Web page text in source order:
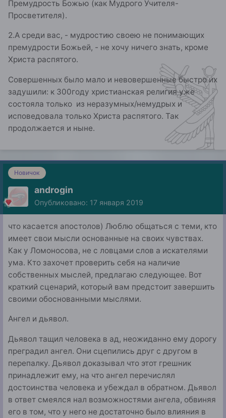
Премудрость Божью (как Мудрого Учителя-
Просветителя).
2.А среди вас, - мудростию своею не понимающих
премудрости Божьей, - не хочу ничего знать, кроме
Христа распятого.
Совершенных было мало и невовершенные быстро их
задушили: к 300году христианская религия уже
состояла только из неразумных/немудрых и
исповедовала только Христа распятого. Так
продолжается и ныне.
Новичок
androgin
Опубликовано: 17 января 2019
что касается апостолов) Люблю общаться с теми, кто
имеет свои мысли основанные на своих чувствах.
Как у Ломоносова, не с ловцами слов а искателями
ума. Кто захочет проверить себя на наличие
собственных мыслей, предлагаю следующее. Вот
краткий сценарий, который вам предстоит завершить
своими обоснованными мыслями.
Ангел и дьявол.
Дьявол тащил человека в ад, неожиданно ему дорогу
преградил ангел. Они сцепились друг с другом в
перепалку. Дьявол доказывал что этот грешник
принадлежит ему, на что ангел перечислял
достоинства человека и убеждал в обратном. Дьявол
в ответ смеялся нал возможностями ангела, обвиняя
его в том, что у него не достаточно было влияния в